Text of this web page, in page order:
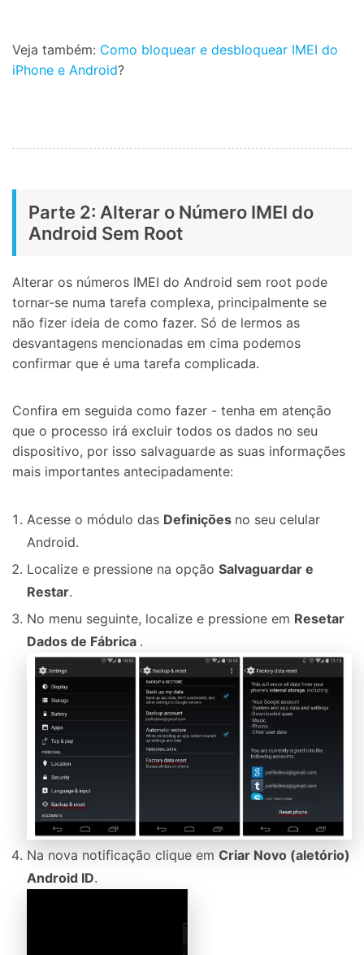
Veja também: Como bloquear e desbloquear IMEI do
iPhone e Android?
Parte 2: Alterar o Número IMEI do
Android Sem Root
Alterar os números IMEI do Android sem root pode
tornar-se numa tarefa complexa, principalmente se
não fizer ideia de como fazer. Só de lermos as
desvantagens mencionadas em cima podemos
confirmar que é uma tarefa complicada.
Confira em seguida como fazer - tenha em atenção
que o processo irá excluir todos os dados no seu
dispositivo, por isso salvaguarde as suas informações
mais importantes antecipadamente:
Acesse o módulo das Definições no seu celular
Android.
Localize e pressione na opção Salvaguardar e
Restar.
No menu seguinte, localize e pressione em Resetar
Dados de Fábrica .
Na nova notificação clique em Criar Novo (aletório)
Android ID.